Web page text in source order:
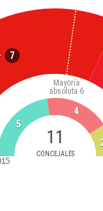
7
11
CONCEJALES
Mayoría
absoluta 6
5
4